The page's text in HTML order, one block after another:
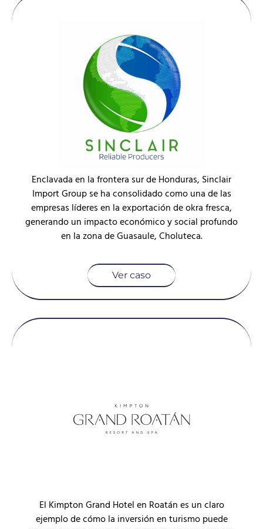
Enclavada en la frontera sur de Honduras, Sinclair
Import Group se ha consolidado como una de las
empresas líderes en la exportación de okra fresca,
generando un impacto económico y social profundo
en la zona de Guasaule, Choluteca.
Ver caso
El Kimpton Grand Hotel en Roatán es un claro
ejemplo de cómo la inversión en turismo puede